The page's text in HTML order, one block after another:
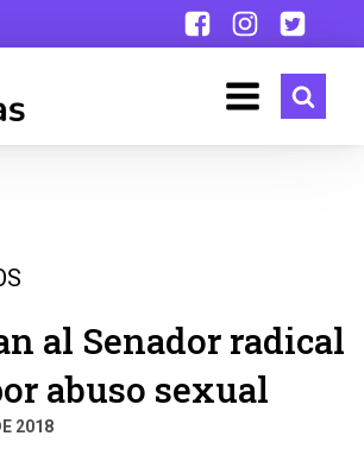
al Senador radical
abuso sexual
2018